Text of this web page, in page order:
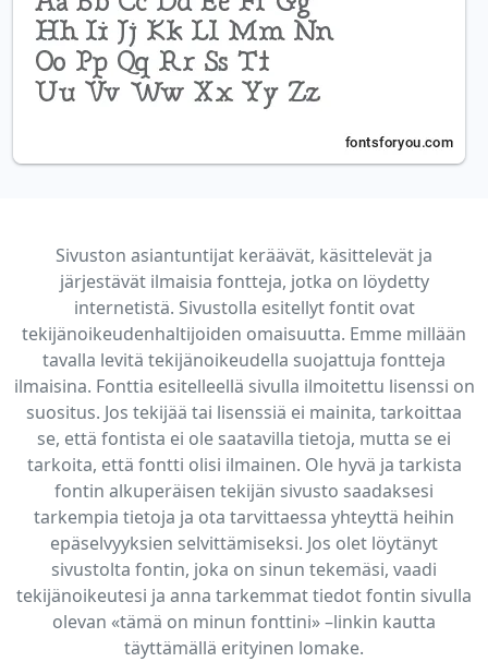
Sivuston asiantuntijat keräävät, käsittelevät ja
järjestävät ilmaisia fontteja, jotka on löydetty
internetistä. Sivustolla esitellyt fontit ovat
tekijänoikeudenhaltijoiden omaisuutta. Emme millään
tavalla levitä tekijänoikeudella suojattuja fontteja
ilmaisina. Fonttia esitelleellä sivulla ilmoitettu lisenssi on
suositus. Jos tekijää tai lisenssiä ei mainita, tarkoittaa
se, että fontista ei ole saatavilla tietoja, mutta se ei
tarkoita, että fontti olisi ilmainen. Ole hyvä ja tarkista
fontin alkuperäisen tekijän sivusto saadaksesi
tarkempia tietoja ja ota tarvittaessa yhteyttä heihin
epäselvyyksien selvittämiseksi. Jos olet löytänyt
sivustolta fontin, joka on sinun tekemäsi, vaadi
tekijänoikeutesi ja anna tarkemmat tiedot fontin sivulla
olevan «tämä on minun fonttini» –linkin kautta
täyttämällä erityinen lomake.